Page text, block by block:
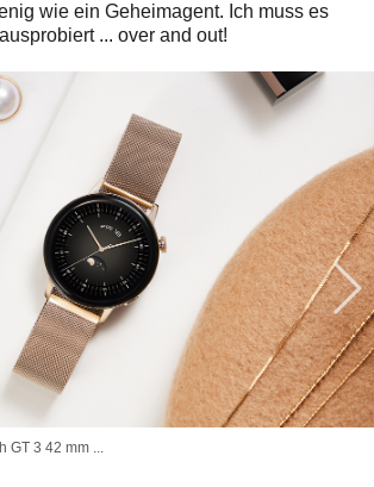
wie ein Geheimagent. Ich muss es
... over and out!
GT 3 42 mm ...